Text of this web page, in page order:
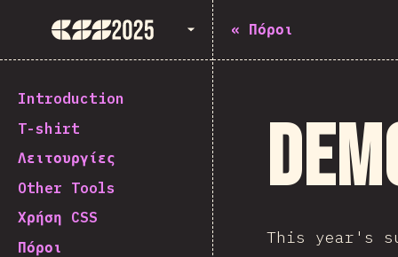
State of CSS 2025
Introduction
T-shirt
Λειτουργίες
Other Tools
Χρήση CSS
Πόροι
« Πόροι
This year's